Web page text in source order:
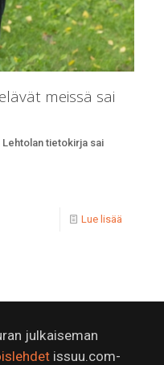
meissä sai
tietokirja sai
Lue lisää
julkaiseman
issuu.com-